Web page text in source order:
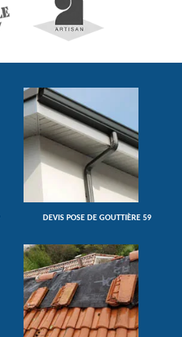
DEVIS POSE DE GOUTTIÈRE 59